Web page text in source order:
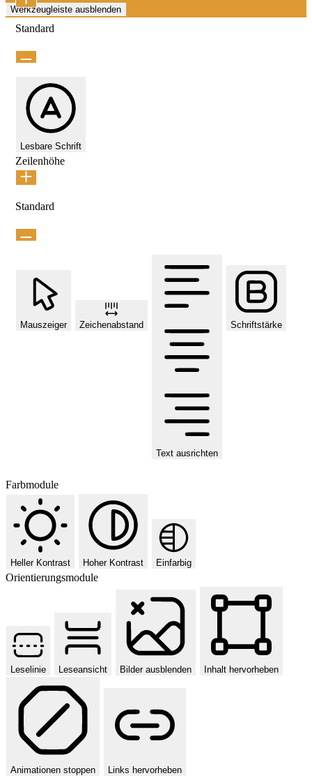
Werkzeugleiste ausblenden
Standard
Lesbare Schrift
Zeilenhöhe
Standard
Mauszeiger Zeichenabstand
Text ausrichten
Schriftstärke
Farbmodule
Heller Kontrast Hoher Kontrast Einfarbig
Orientierungsmodule
Leselinie Leseansicht Bilder ausblenden Inhalt hervorheben
Animationen stoppen Links hervorheben